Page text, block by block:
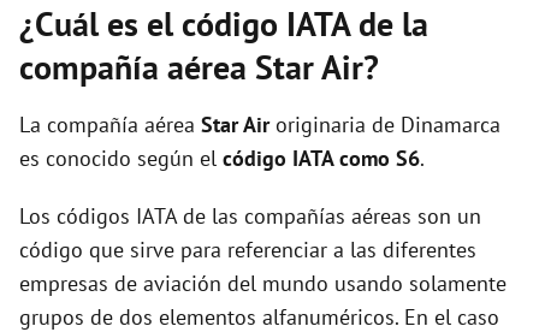
¿Cuál es el código IATA de la
compañía aérea Star Air?
La compañía aérea Star Airoriginaria de Dinamarca
es conocido según el código IATA como S6.
Los códigos IATA de las compañías aéreas son un
código que sirve para referenciar a las diferentes
empresas de aviación del mundo usando solamente
grupos de dos elementos alfanuméricos. En el caso